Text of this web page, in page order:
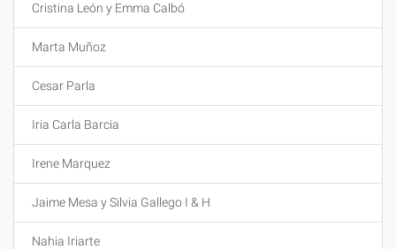
Cristina León y Emma Calbó
Marta Muñoz
Cesar Parla
Iria Carla Barcia
Irene Marquez
Jaime Mesa y Silvia Gallego I & H
Nahia Iriarte